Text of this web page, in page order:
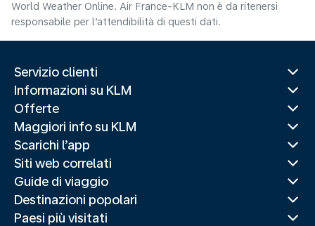
World Weather Online. Air France-KLM non è da ritenersi
responsabile per l’attendibilità di questi dati.
Servizio clienti
Informazioni su KLM
Offerte
Maggiori info su KLM
Scarichi l’app
Siti web correlati
Guide di viaggio
Destinazioni popolari
Paesi più visitati